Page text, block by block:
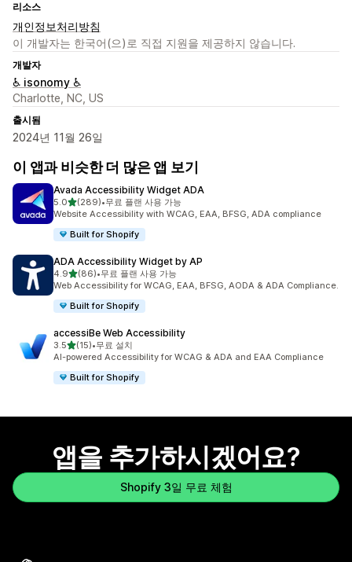
리소스
개인정보처리방침
이 개발자는 한국어(으)로 직접 지원을 제공하지 않습니다.
개발자
♿ isonomy ♿
Charlotte, NC, US
출시됨
2024년 11월 26일
이 앱과 비슷한 더 많은 앱 보기
Avada Accessibility Widget ADA
5.0별 5개 중
(289)
총 리뷰 289개
•무료 플랜 사용 가능
Website Accessibility with WCAG, EAA, BFSG, ADA compliance
Built for Shopify
ADA Accessibility Widget by AP
4.9별 5개 중
(86)
총 리뷰 86개
•무료 플랜 사용 가능
Web Accessibility for WCAG, EAA, BFSG, AODA & ADA Compliance.
Built for Shopify
accessiBe Web Accessibility
3.5별 5개 중
(15)
총 리뷰 15개
•무료 설치
AI-powered Accessibility for WCAG & ADA and EAA Compliance
Built for Shopify
앱을 추가하시겠어요?
Shopify 3일 무료 체험